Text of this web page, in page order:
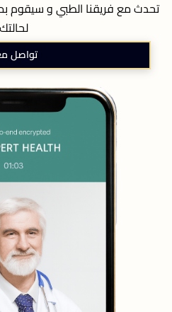
تحدث مع فريقنا الطبي و سيقوم
لحالتك
تواصل